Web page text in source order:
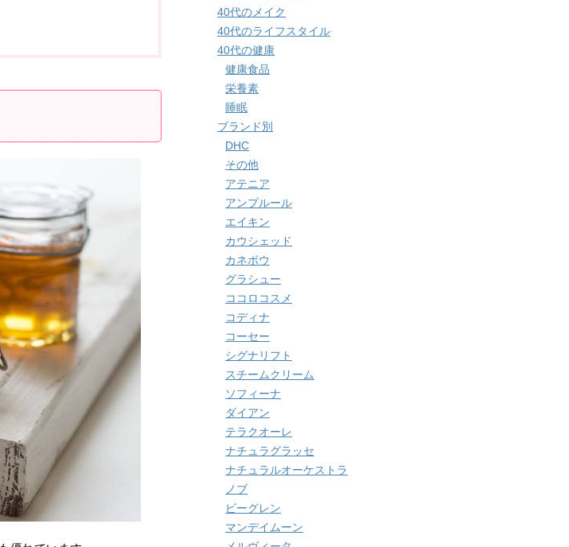
40代のメイク
40代のライフスタイル
40代の健康
健康食品
栄養素
睡眠
ブランド別
DHC
その他
アテニア
アンプルール
エイキン
カウシェッド
カネボウ
グラシュー
ココロコスメ
コディナ
コーセー
シグナリフト
スチームクリーム
ソフィーナ
ダイアン
テラクオーレ
ナチュラグラッセ
ナチュラルオーケストラ
ノブ
ビーグレン
マンデイムーン